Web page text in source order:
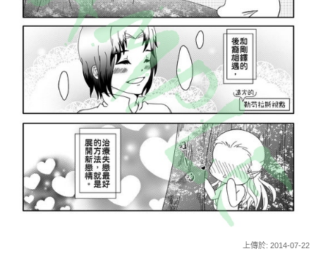
上傳於: 2014-07-22